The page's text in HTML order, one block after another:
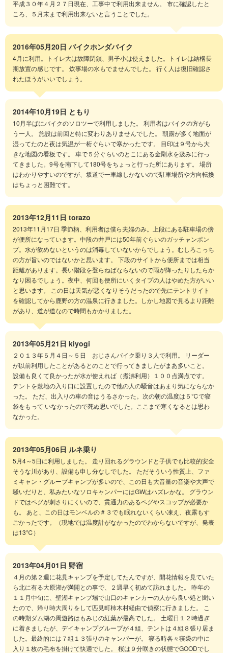
平成３０年４月２７日現在、工事中で利用出来ません。 市に確認したと
ころ、５月末まで利用出来ないと言うことでした。
2016年05月20日 バイクホンダバイク
4月に利用。トイレ大は故障閉鎖、男子小は使えました。トイレは結構長
期放置の感じです。 炊事場の水もでませんでした。 行く人は復旧確認さ
れたほうがいいでしょう。
2014年10月19日 ともり
10月半ばにバイクのソロツーで利用しました。 利用者はバイクの方がも
う一人。 施設は前回と特に変わりありませんでした。 朝露が多く地面が
湿ってたのと夜は気温が一桁ぐらいで寒かったです。 目印は９号から大
きな地図の看板です。 車で５分ぐらいのとこにある金剛水を汲みに行っ
てきました。9号を南下して180号をちょっと行った所にあります。 場所
はわかりやすいのですが、坂道で一車線しかないので駐車場所や方向転換
はちょっと困難です。
2013年12月11日 torazo
2013年11月17日 季節柄、利用者は僕ら夫婦のみ。上段にある駐車場の傍
が便所になっています。中段の井戸には50年前ぐらいのガッチャンポン
プ。水が飲めないというのは消毒していないからでしょう。むしろこっち
の方が旨いのではないかと思います。 下段のサイトから便所までは相当
距離があります。長い階段を登らねばならないので雨が降ったりしたらか
なり困るでしょう。夜中、何回も便所にいくタイプの人はやめた方がいい
と思います。 この日は天気が悪くなりそうだったので先にテントサイト
を確認してから鹿野の方の温泉に行きました。しかし地図で見るより距離
があり、道が道なので時間もかかりました。
2013年05月21日 kiyogi
２０１３年５月４日～５日 おじさんバイク乗り３人で利用。 リーダー
が以前利用したことがあるとのことで行ってきましたがまあ多いこと。
設備も良くて良かったが水が使えれば（煮沸利用）１００点満点です。
テントを敷地の入り口に設置したので他の人の騒音はあまり気にならなか
った。 ただ、出入りの車の音はうるさかった。次の朝の温度は５℃で寝
袋をもって いなかったので死ぬ思いでした。ここまで寒くなるとは思わ
なかった。
2013年05月06日 ルネ乗り
5月4～5日に利用しました。 走り回れるグラウンドと子供でも比較的安全
そうな川があり、設備も申し分なしでした。 ただそういう性質上、ファ
ミキャン・グループキャンプが多いので、この日も大音量の音楽や大声で
騒いだりと、私みたいなソロキャンパーにはGWはハズレかな。 グラウン
ドではペグが刺さりにくいので、貫通力のあるペグやスコップが必要か
も。 あと、この日はモンベルの＃３でも眠れないくらい凍え、夜露もす
ごかったです。（現地では温度計がなかったのでわからないですが、発表
は13℃）
2013年04月01日 野宿
４月の第２週に花見キャンプを予定してたんですが、開花情報を見ていた
ら北に有る大原湖が満開との事で、２週早く初めて訪れました。 昨年の
１１月中旬に、聖湖キャンプ場で山口のキャンカーの人から良い処と聞い
たので、帰り時大周りをして匹見町柿木村経由で偵察に行きました。 こ
の時期ダム湖の周遊路はもみじの紅葉が最高でした。 土曜日１２時過ぎ
に着きましたが、デイキャンプグループが４組、テントは４組８張り居ま
した。最終的には７組１３張りのキャンパーが。 寝る時各々寝袋の中に
入り１枚の毛布を掛けて快適でした。 桜は９分咲きの状態でGOODでし